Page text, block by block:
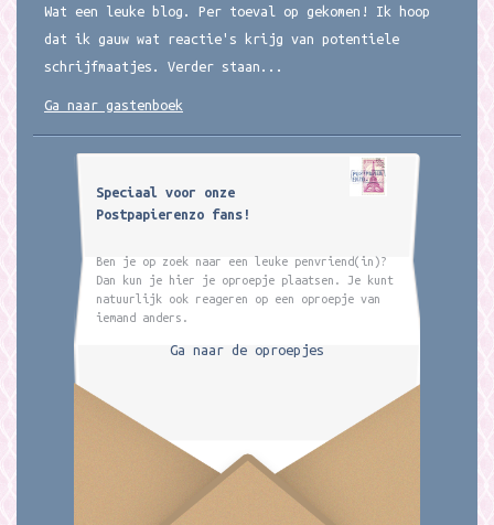
Wat een leuke blog. Per toeval op gekomen! Ik hoop
dat ik gauw wat reactie's krijg van potentiele
schrijfmaatjes. Verder staan...
Ga naar gastenboek
Speciaal voor onze
Postpapierenzo fans!
Ben je op zoek naar een leuke penvriend(in)?
Dan kun je hier je oproepje plaatsen. Je kunt
natuurlijk ook reageren op een oproepje van
iemand anders.
Ga naar de oproepjes